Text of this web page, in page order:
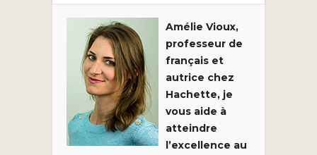
Amélie Vioux,
professeur de
français et
autrice chez
Hachette, je
vous aide à
atteindre
l’excellence au